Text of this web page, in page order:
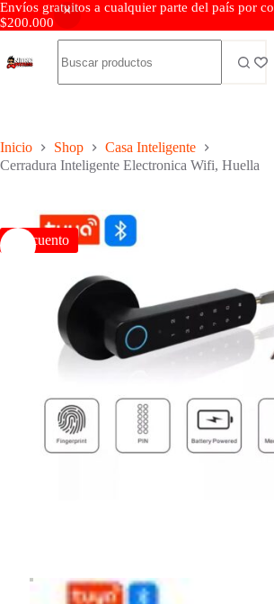
Envíos gratuitos a cualquier parte del país por
$200.000
Inicio Shop
Casa Inteligente
Cerradura Inteligente Electronica Wifi, Huella
Descuento